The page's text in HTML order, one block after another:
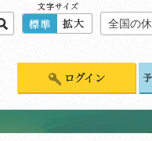
全国の